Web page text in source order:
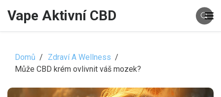
Vape Aktivní CBD
Domů
Zdraví A Wellness
Může CBD krém ovlivnit váš mozek?